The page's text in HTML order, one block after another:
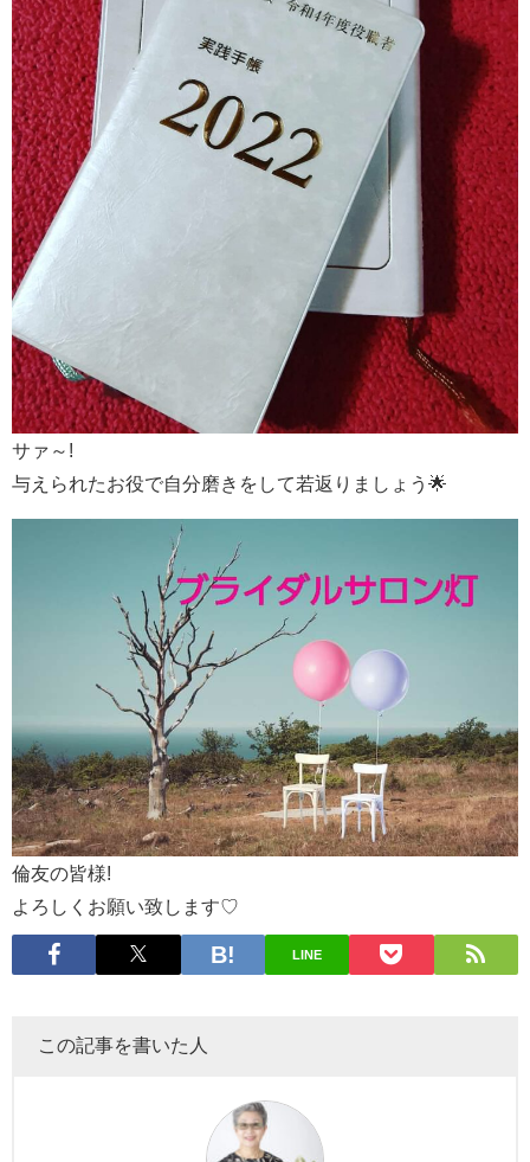
サァ～!
与えられたお役で自分磨きをして若返りましょう🌟
倫友の皆様!
よろしくお願い致します♡
LINE
この記事を書いた人